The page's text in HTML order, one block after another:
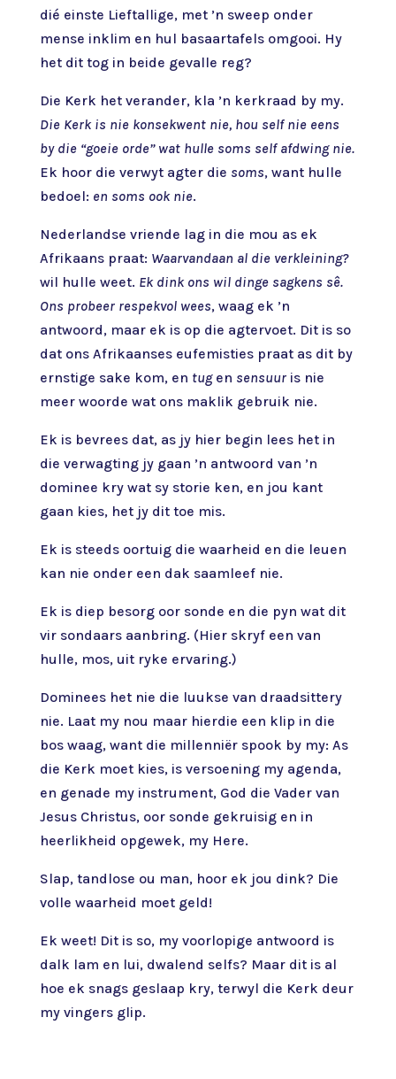
dié einste Lieftallige, met ’n sweep onder
mense inklim en hul basaartafels omgooi. Hy
het dit tog in beide gevalle reg?
Die Kerk het verander, kla ’n kerkraad by my.
Die Kerk is nie konsekwent nie, hou self nie eens
by die “goeie orde” wat hulle soms self afdwing nie.
Ek hoor die verwyt agter die soms, want hulle
bedoel: en soms ook nie.
Nederlandse vriende lag in die mou as ek
Afrikaans praat: Waarvandaan al die verkleining?
wil hulle weet. Ek dink ons wil dinge sagkens sê.
Ons probeer respekvol wees, waag ek ’n
antwoord, maar ek is op die agtervoet. Dit is so
dat ons Afrikaanses eufemisties praat as dit by
ernstige sake kom, en tugen sensuuris nie
meer woorde wat ons maklik gebruik nie.
Ek is bevrees dat, as jy hier begin lees het in
die verwagting jy gaan ’n antwoord van ’n
dominee kry wat sy storie ken, en jou kant
gaan kies, het jy dit toe mis.
Ek is steeds oortuig die waarheid en die leuen
kan nie onder een dak saamleef nie.
Ek is diep besorg oor sonde en die pyn wat dit
vir sondaars aanbring. (Hier skryf een van
hulle, mos, uit ryke ervaring.)
Dominees het nie die luukse van draadsittery
nie. Laat my nou maar hierdie een klip in die
bos waag, want die millenniër spook by my: As
die Kerk moet kies, is versoening my agenda,
en genade my instrument, God die Vader van
Jesus Christus, oor sonde gekruisig en in
heerlikheid opgewek, my Here.
Slap, tandlose ou man, hoor ek jou dink? Die
volle waarheid moet geld!
Ek weet! Dit is so, my voorlopige antwoord is
dalk lam en lui, dwalend selfs? Maar dit is al
hoe ek snags geslaap kry, terwyl die Kerk deur
my vingers glip.